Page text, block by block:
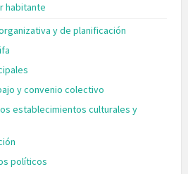
habitante
y de planificación
y convenio colectivo
establecimientos culturales y
políticos